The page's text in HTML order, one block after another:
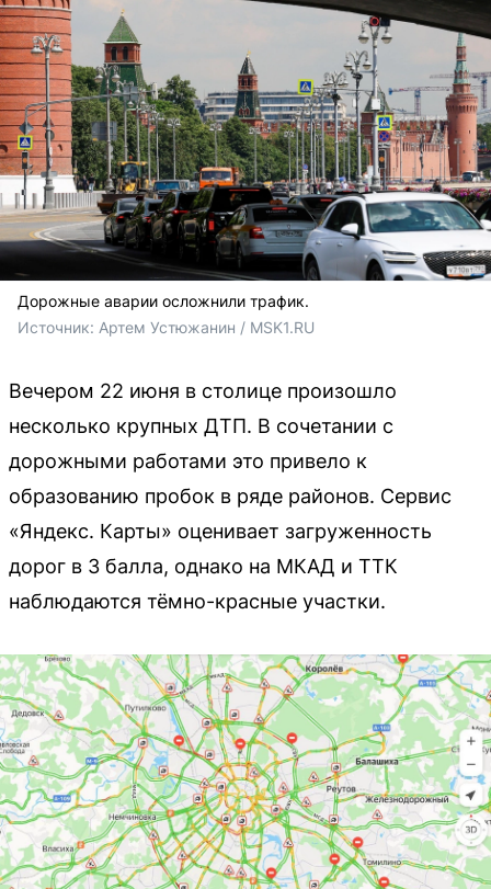
Дорожные аварии осложнили трафик.
Источник: Артем Устюжанин / MSK1.RU
Вечером 22 июня в столице произошло
несколько крупных ДТП. В сочетании с
дорожными работами это привело к
образованию пробок в ряде районов. Сервис
«Яндекс. Карты» оценивает загруженность
дорог в 3 балла, однако на МКАД и ТТК
наблюдаются тёмно-красные участки.